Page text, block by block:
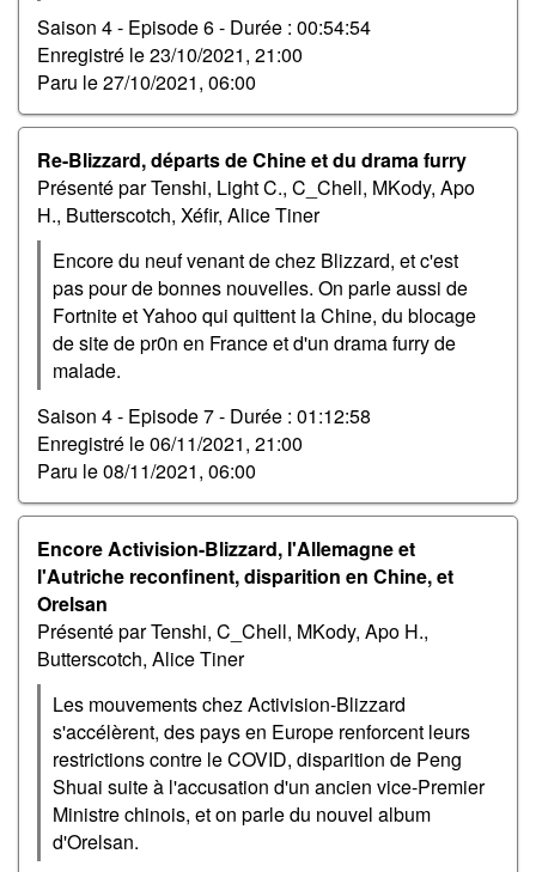
Saison 4 - Episode 6 - Durée : 00:54:54
Enregistré le23/10/2021, 21:00
Paru le27/10/2021, 06:00
Re-Blizzard, départs de Chine et du drama furry
Présenté par Tenshi, Light C., C_Chell, MKody, Apo
H., Butterscotch, Xéfir, Alice Tiner
Encore du neuf venant de chez Blizzard, et c'est
pas pour de bonnes nouvelles. On parle aussi de
Fortnite et Yahoo qui quittent la Chine, du blocage
de site de pr0n en France et d'un drama furry de
malade.
Saison 4 - Episode 7 - Durée : 01:12:58
Enregistré le06/11/2021, 21:00
Paru le08/11/2021, 06:00
Encore Activision-Blizzard, l'Allemagne et
l'Autriche reconfinent, disparition en Chine, et
Orelsan
Présenté par Tenshi, C_Chell, MKody, Apo H.,
Butterscotch, Alice Tiner
Les mouvements chez Activision-Blizzard
s'accélèrent, des pays en Europe renforcent leurs
restrictions contre le COVID, disparition de Peng
Shuai suite à l'accusation d'un ancien vice-Premier
Ministre chinois, et on parle du nouvel album
d'Orelsan.